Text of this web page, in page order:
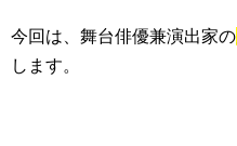
今回は、舞台俳優兼演出家の
します。